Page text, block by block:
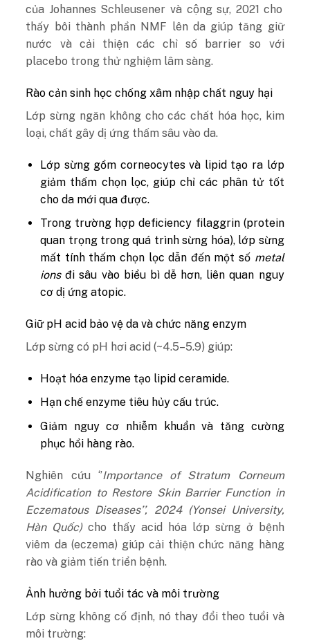
của Johannes Schleusener và cộng sự, 2021 cho
thấy bôi thành phần NMF lên da giúp tăng giữ
nước và cải thiện các chỉ số barrier so với
placebo trong thử nghiệm lâm sàng.
Rào cản sinh học chống xâm nhập chất nguy hại
Lớp sừng ngăn không cho các chất hóa học, kim
loại, chất gây dị ứng thấm sâu vào da.
Lớp sừng gồm corneocytes và lipid tạo ra lớp
giảm thấm chọn lọc, giúp chỉ các phân tử tốt
cho da mới qua được.
Trong trường hợp deficiency filaggrin (protein
quan trọng trong quá trình sừng hóa), lớp sừng
mất tính thấm chọn lọc dẫn đến một số metal
ionsđi sâu vào biểu bì dễ hơn, liên quan nguy
cơ dị ứng atopic.
Giữ pH acid bảo vệ da và chức năng enzym
Lớp sừng có pH hơi acid (~4.5–5.9) giúp:
Hoạt hóa enzyme tạo lipid ceramide.
Hạn chế enzyme tiêu hủy cấu trúc.
Giảm nguy cơ nhiễm khuẩn và tăng cường
phục hồi hàng rào.
Nghiên cứu ‘’Importance of Stratum Corneum
Acidification to Restore Skin Barrier Function in
Eczematous Diseases’’, 2024 (Yonsei University,
Hàn Quốc)cho thấy acid hóa lớp sừng ở bệnh
viêm da (eczema) giúp cải thiện chức năng hàng
rào và giảm tiến triển bệnh.
Ảnh hưởng bởi tuổi tác và môi trường
Lớp sừng không cố định, nó thay đổi theo tuổi và
môi trường: